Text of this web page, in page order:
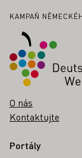
Zápatí
KAMPAŇ
O nás
Kontaktujte
Portály